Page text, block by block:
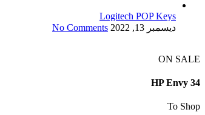
Logitech POP Keys
ديسمبر 13, 2022
No Comments
ON SALE
HP Envy 34
To Shop